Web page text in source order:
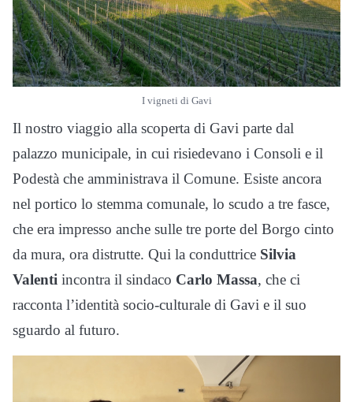
I vigneti di Gavi
Il nostro viaggio alla scoperta di Gavi parte dal
palazzo municipale, in cui risiedevano i Consoli e il
Podestà che amministrava il Comune. Esiste ancora
nel portico lo stemma comunale, lo scudo a tre fasce,
che era impresso anche sulle tre porte del Borgo cinto
da mura, ora distrutte. Qui la conduttrice Silvia
Valenti incontra il sindaco Carlo Massa, che ci
racconta l’identità socio-culturale di Gavi e il suo
sguardo al futuro.